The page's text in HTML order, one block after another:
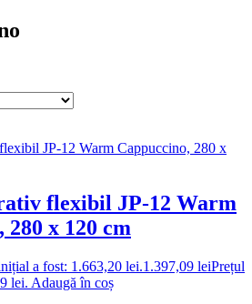
flexibil JP-12 Warm
280 x 120 cm
a fost: 1.663,20 lei.1.397,09 leiPrețul
lei. Adaugă în coș